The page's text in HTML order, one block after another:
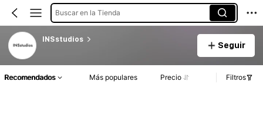
Buscar en la Tienda
INSstudios
Seguir
Recomendados Más populares Precio Filtros